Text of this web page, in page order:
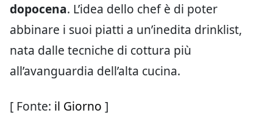
dopocena. L’idea dello chef è di poter
abbinare i suoi piatti a un’inedita drinklist,
nata dalle tecniche di cottura più
all’avanguardia dell’alta cucina.
[ Fonte: il Giorno ]